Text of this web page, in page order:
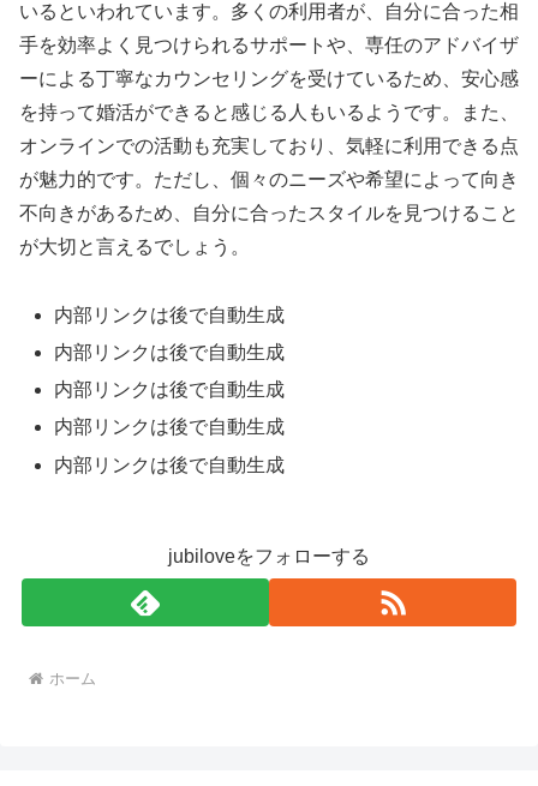
いるといわれています。多くの利用者が、自分に合った相
手を効率よく見つけられるサポートや、専任のアドバイザ
ーによる丁寧なカウンセリングを受けているため、安心感
を持って婚活ができると感じる人もいるようです。また、
オンラインでの活動も充実しており、気軽に利用できる点
が魅力的です。ただし、個々のニーズや希望によって向き
不向きがあるため、自分に合ったスタイルを見つけること
が大切と言えるでしょう。
内部リンクは後で自動生成
内部リンクは後で自動生成
内部リンクは後で自動生成
内部リンクは後で自動生成
内部リンクは後で自動生成
jubiloveをフォローする
ホーム